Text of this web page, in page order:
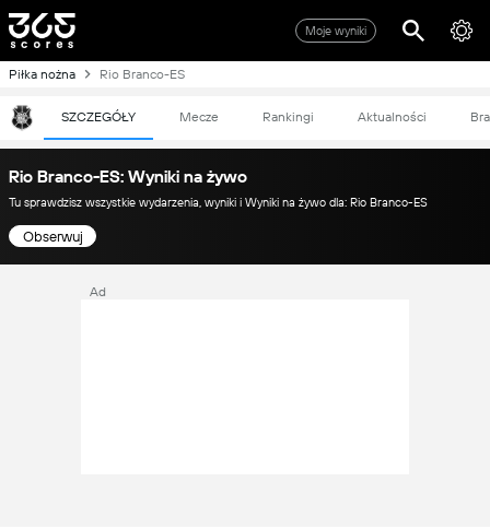
Moje wyniki
Piłka nożna Rio Branco-ES
SZCZEGÓŁY Mecze Rankingi Aktualności
Rio Branco-ES: Wyniki na żywo
Tu sprawdzisz wszystkie wydarzenia, wyniki i Wyniki na żywo dla: Rio Branco-ES
Obserwuj
Ad